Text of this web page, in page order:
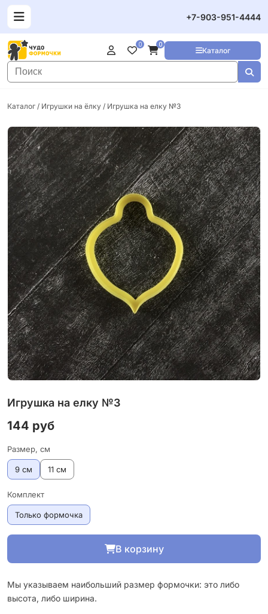
+7-903-951-4444
Каталог
0 0
Каталог / Игрушки на ёлку / Игрушка на елку №3
Игрушка на елку №3
144 руб
Размер, см
9 см 11 см
Комплект
Только формочка
В корзину
Мы указываем наибольший размер формочки: это либо
высота, либо ширина.